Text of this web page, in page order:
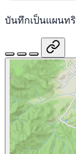
บันทึกเป็นแผนท